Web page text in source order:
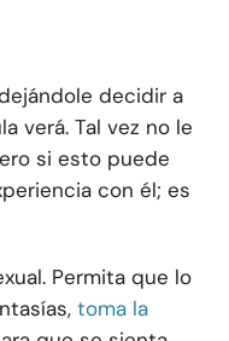
decidir a
verá. Tal vez no le
si esto puede
con él; es
Permita que lo
toma la